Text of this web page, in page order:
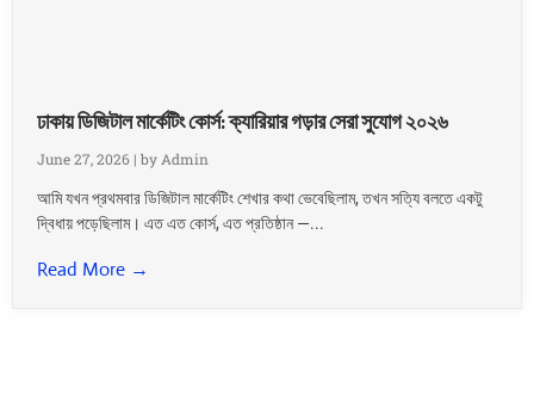
ঢাকায় ডিজিটাল মার্কেটিং কোর্স: ক্যারিয়ার গড়ার সেরা সুযোগ ২০২৬
June 27, 2026 | by Admin
আমি যখন প্রথমবার ডিজিটাল মার্কেটিং শেখার কথা ভেবেছিলাম, তখন সত্যি বলতে একটু
দ্বিধায় পড়েছিলাম। এত এত কোর্স, এত প্রতিষ্ঠান —...
Read More →